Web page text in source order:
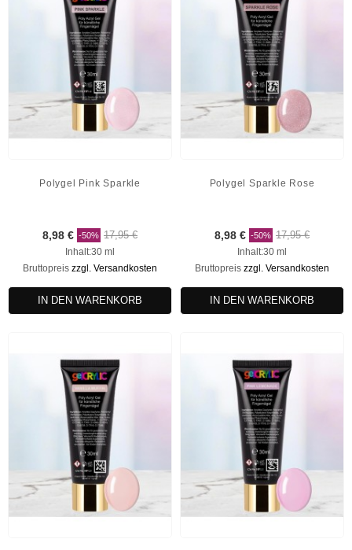
Polygel Pink Sparkle
8,98 € -50% 17,95 €
Inhalt:30 ml
Bruttopreis zzgl. Versandkosten
IN DEN WARENKORB
Polygel Sparkle Rose
8,98 € -50% 17,95 €
Inhalt:30 ml
Bruttopreis zzgl. Versandkosten
IN DEN WARENKORB